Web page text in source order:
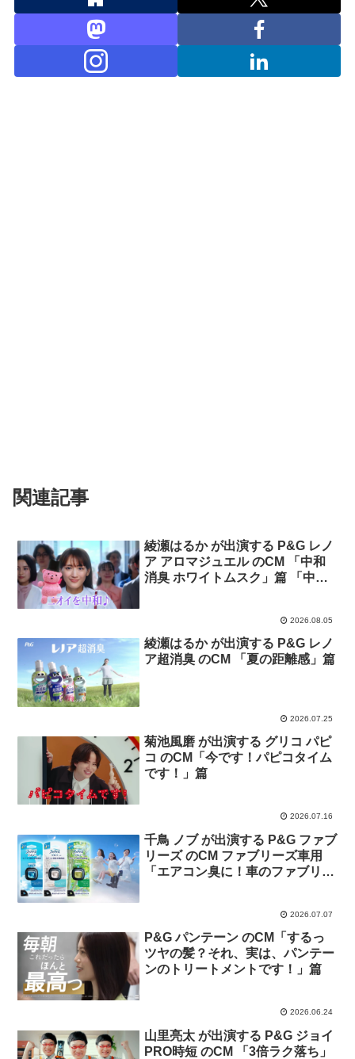
関連記事
綾瀬はるか が出演する P&G レノ
ア アロマジュエル のCM 「中和
消臭 ホワイトムスク」篇 「中和
2026.08.05
綾瀬はるか が出演する P&G レノ
ア超消臭 のCM 「夏の距離感」篇
2026.07.25
菊池風磨 が出演する グリコ パピ
コ のCM「今です！パピコタイム
です！」篇
2026.07.16
千鳥 ノブ が出演する P&G ファブ
リーズ のCM ファブリーズ車用
「エアコン臭に！車のファブリー
2026.07.07
P&G パンテーン のCM「するっ
ツヤの髪？それ、実は、パンテー
ンのトリートメントです！」篇
2026.06.24
山里亮太 が出演する P&G ジョイ
PRO時短 のCM 「3倍ラク落ち」